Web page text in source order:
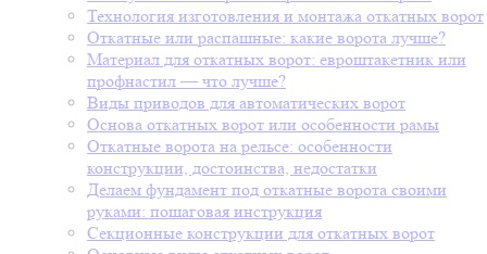
Технология изготовления и монтажа откатных ворот
Откатные или распашные: какие ворота лучше?
Материал для откатных ворот: евроштакетник или
профнастил — что лучше?
Виды приводов для автоматических ворот
Основа откатных ворот или особенности рамы
Откатные ворота на рельсе: особенности
конструкции, достоинства, недостатки
Делаем фундамент под откатные ворота своими
руками: пошаговая инструкция
Секционные конструкции для откатных ворот